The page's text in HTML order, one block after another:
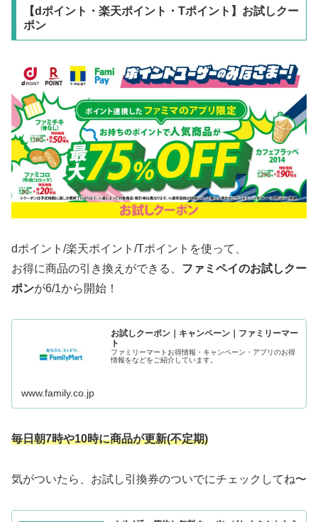
【dポイント・楽天ポイント・Tポイント】お試しクー
ポン
dポイント/楽天ポイント/Tポイントを使って、
お得に商品の引き換えができる、 ファミペイのお試しクー
ポンが6/1から開始！
お試しクーポン｜キャンペーン｜ファミリーマー
ト
ファミリーマートお得情報・キャンペーン・アプリのお得
情報をなどをご紹介しています。
www.family.co.jp
毎日朝7時や10時に商品が更新(不定期)
気がついたら、お試し引換券のついでにチェックしてね〜